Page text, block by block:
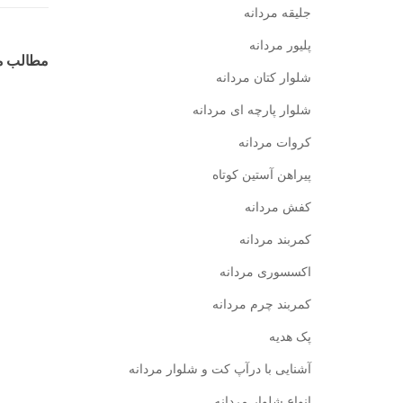
جلیقه مردانه
پلیور مردانه
شلوار کتان مردانه
شلوار پارچه ای مردانه
کروات مردانه
پیراهن آستین کوتاه
کفش مردانه
کمربند مردانه
اکسسوری مردانه
کمربند چرم مردانه
پک هدیه
آشنایی با درآپ کت و شلوار مردانه
مطالب